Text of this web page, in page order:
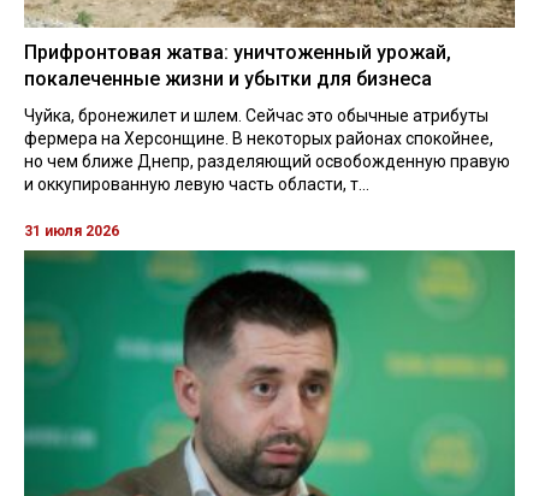
Прифронтовая жатва: уничтоженный урожай,
покалеченные жизни и убытки для бизнеса
Чуйка, бронежилет и шлем. Сейчас это обычные атрибуты
фермера на Херсонщине. В некоторых районах спокойнее,
но чем ближе Днепр, разделяющий освобожденную правую
и оккупированную левую часть области, т...
31 июля 2026